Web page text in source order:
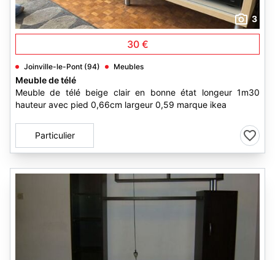
3
30 €
Joinville-le-Pont (94) Meubles
Meuble de télé
Meuble de télé beige clair en bonne état longeur 1m30
hauteur avec pied 0,66cm largeur 0,59 marque ikea
Particulier